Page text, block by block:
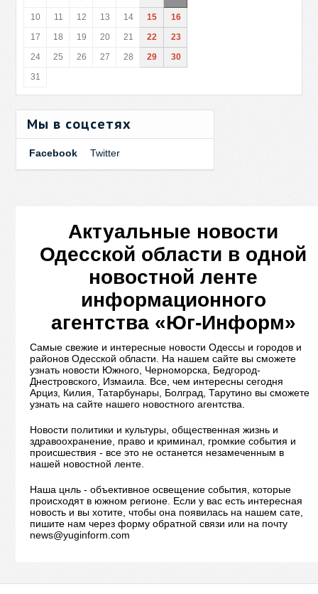
10
11 12 13 14 15
16
17
18 19 20 21 22
23
24
25 26 27 28 29
30
31
Мы в соцсетях
Facebook Twitter
Актуальные новости
Одесской области в одной
новостной ленте
информационного
агентства «Юг-Информ»
Самые свежие и интересные новости Одессы и городов и
районов Одесской области. На нашем сайте вы сможете
узнать новости Южного, Черноморска, Бедгород-
Днестровского, Измаила. Все, чем интересны сегодня
Арциз, Килия, Татарбунары, Болград, Тарутино вы сможете
узнать на сайте нашего новостного агентства.
Новости политики и культуры, общественная жизнь и
здравоохранение, право и криминал, громкие события и
происшествия - все это не останется незамеченным в
нашей новостной ленте.
Наша цнль - объективное освещение события, которые
происходят в южном регионе. Если у вас есть интересная
новость и вы хотите, чтобы она появилась на нашем сате,
пишите нам через форму обратной связи или на почту
news@yuginform.com